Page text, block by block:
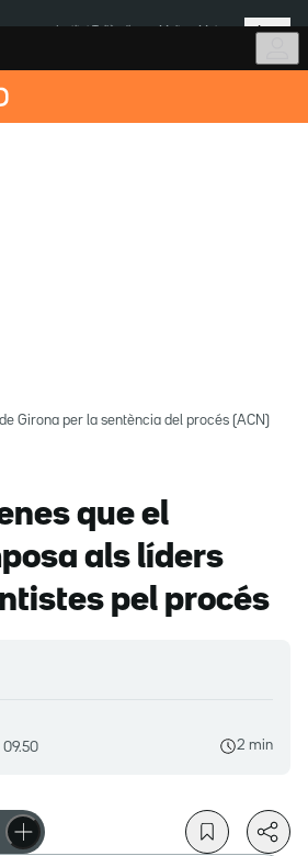
Més
Girona per la sentència del procés (ACN)
que el
als líders
pel procés
09.50 2 min